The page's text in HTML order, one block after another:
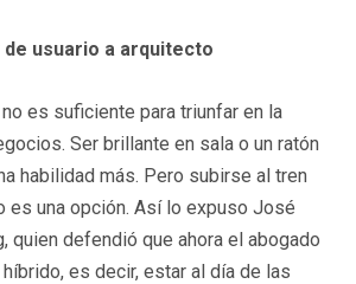
usuario a arquitecto
es suficiente para triunfar en la
Ser brillante en sala o un ratón
habilidad más. Pero subirse al tren
es una opción. Así lo expuso José
quien defendió que ahora el abogado
es decir, estar al día de las